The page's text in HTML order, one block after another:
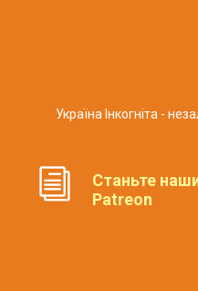
Україна Інкогніта -
Станьте
Patreon